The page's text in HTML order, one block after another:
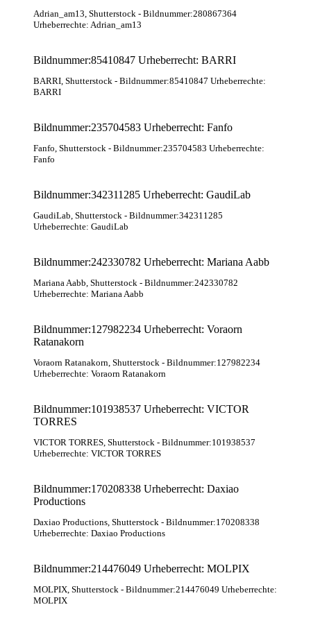
Adrian_am13, Shutterstock - Bildnummer:280867364
Urheberrechte: Adrian_am13
Bildnummer:85410847 Urheberrecht: BARRI
BARRI, Shutterstock - Bildnummer:85410847 Urheberrechte:
BARRI
Bildnummer:235704583 Urheberrecht: Fanfo
Fanfo, Shutterstock - Bildnummer:235704583 Urheberrechte:
Fanfo
Bildnummer:342311285 Urheberrecht: GaudiLab
GaudiLab, Shutterstock - Bildnummer:342311285
Urheberrechte: GaudiLab
Bildnummer:242330782 Urheberrecht: Mariana Aabb
Mariana Aabb, Shutterstock - Bildnummer:242330782
Urheberrechte: Mariana Aabb
Bildnummer:127982234 Urheberrecht: Voraorn
Ratanakorn
Voraorn Ratanakorn, Shutterstock - Bildnummer:127982234
Urheberrechte: Voraorn Ratanakorn
Bildnummer:101938537 Urheberrecht: VICTOR
TORRES
VICTOR TORRES, Shutterstock - Bildnummer:101938537
Urheberrechte: VICTOR TORRES
Bildnummer:170208338 Urheberrecht: Daxiao
Productions
Daxiao Productions, Shutterstock - Bildnummer:170208338
Urheberrechte: Daxiao Productions
Bildnummer:214476049 Urheberrecht: MOLPIX
MOLPIX, Shutterstock - Bildnummer:214476049 Urheberrechte:
MOLPIX